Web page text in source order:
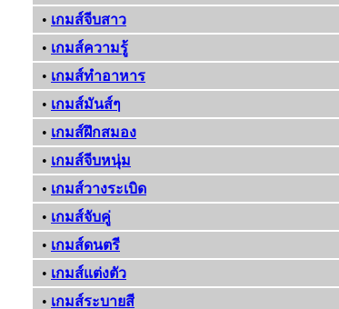
• เกมส์จีบสาว
• เกมส์ความรู้
• เกมส์ทําอาหาร
• เกมส์มันส์ๆ
• เกมส์ฝึกสมอง
• เกมส์จีบหนุ่ม
• เกมส์วางระเบิด
• เกมส์จับคู่
• เกมส์ดนตรี
• เกมส์แต่งตัว
• เกมส์ระบายสี